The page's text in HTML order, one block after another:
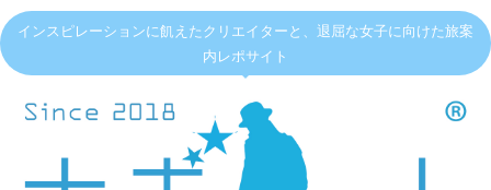
インスピレーションに飢えたクリエイターと、退屈な女子に向けた旅案
内レポサイト